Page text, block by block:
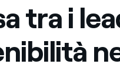
al
Iberia
tra i